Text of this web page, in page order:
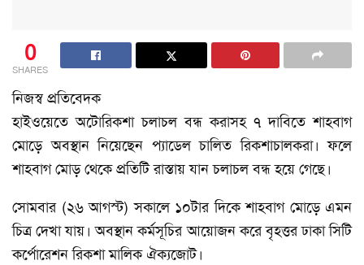
0
SHARES
নিজস্ব প্রতিবেদক
হাইওয়েতে অটোরিকশা চলাচল বন্ধ করাসহ ৭ দাবিতে শাহবাগ
মোড়ে অবস্থান নিয়েছেন প্যাডেল চালিত রিকশাচালকরা। ফলে
শাহবাগ মোড় থেকে প্রতিটি রাস্তায় যান চলাচল বন্ধ হয়ে গেছে।
সোমবার (২৬ আগস্ট) সকালে ১০টার দিকে শাহবাগ মোড়ে এমন
চিত্র দেখা যায়। অবস্থান কর্মসূচির আয়োজন করে বৃহত্তর ঢাকা সিটি
কর্পোরেশন রিকশা মালিক ঐক্যজোট।